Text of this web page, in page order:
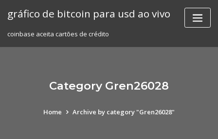
gráfico de bitcoin para usd ao vivo
coinbase aceita cartões de crédito
Category Gren26028
Home Archive by category "Gren26028"